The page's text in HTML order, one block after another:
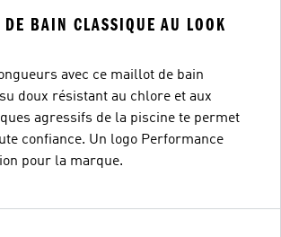
BAIN CLASSIQUE AU LOOK
avec ce maillot de bain
doux résistant au chlore et aux
agressifs de la piscine te permet
confiance. Un logo Performance
pour la marque.